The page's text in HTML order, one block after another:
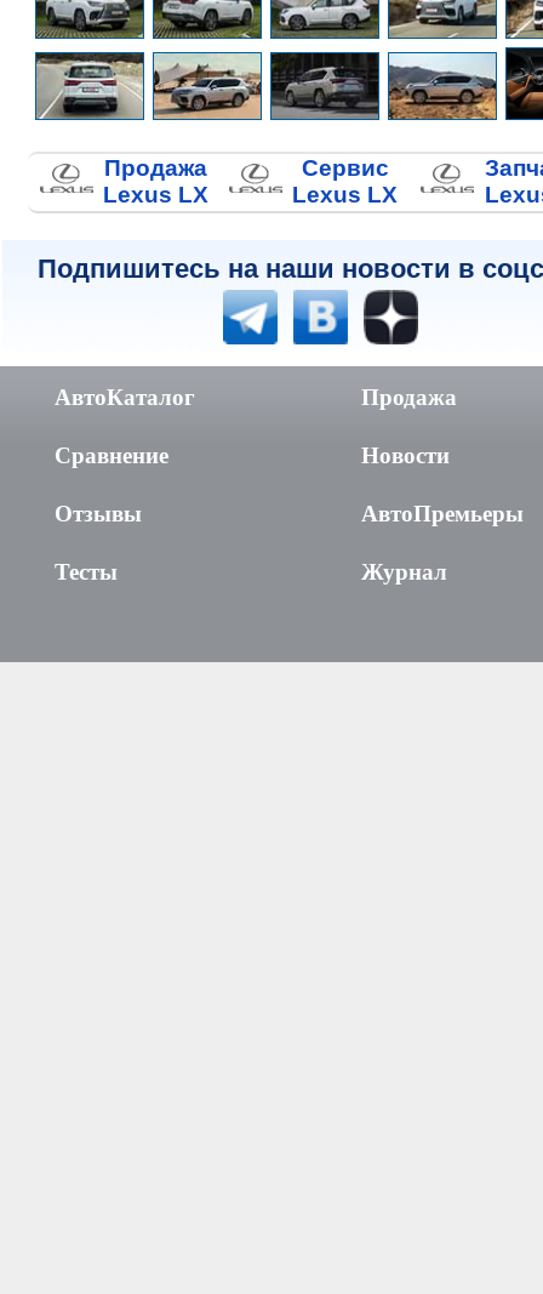
Продажа
Lexus LX
Сервис
Lexus LX
Подпишитесь на наши новости в
АвтоКаталог
Сравнение
Отзывы
Тесты
Продажа
Новости
АвтоПремьеры
Журнал